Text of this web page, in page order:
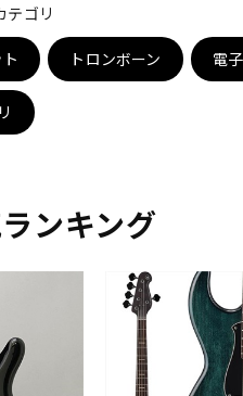
ヴィンテージ
テゴリ
トロンボーン 電
ンキング